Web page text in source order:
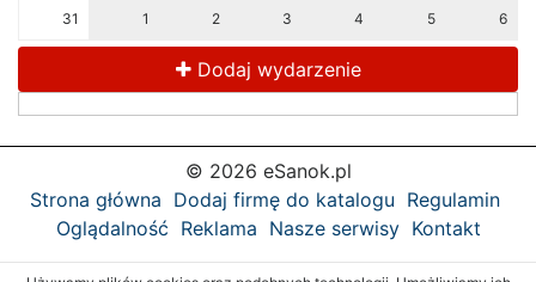
31 1 2 3 4 5 6
Dodaj wydarzenie
© 2026 eSanok.pl
Strona główna Dodaj firmę do katalogu Regulamin
Oglądalność Reklama Nasze serwisy Kontakt